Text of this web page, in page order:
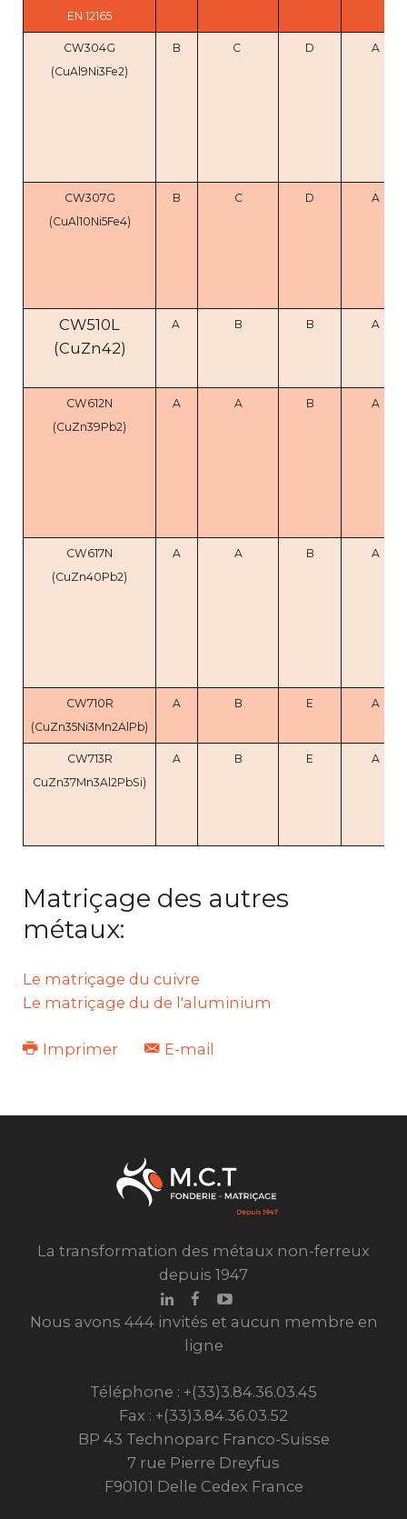
EN 12165
CW304G
(CuAl9Ni3Fe2)
B C D A
CW307G
(CuAl10Ni5Fe4)
B C D A
CW510L
(CuZn42)
A B B A
CW612N
(CuZn39Pb2)
A A B A
CW617N
(CuZn40Pb2)
A A B A
CW710R
(CuZn35Ni3Mn2AlPb)
A B E A
CW713R
CuZn37Mn3Al2PbSi)
A B E A
Matriçage des autres
métaux:
Le matriçage du cuivre
Le matriçage du de l'aluminium
Imprimer E-mail
La transformation des métaux non-ferreux
depuis 1947
Nous avons 444 invités et aucun membre en
ligne
Téléphone : +(33)3.84.36.03.45
Fax : +(33)3.84.36.03.52
BP 43 Technoparc Franco-Suisse
7 rue Pierre Dreyfus
F90101 Delle Cedex France